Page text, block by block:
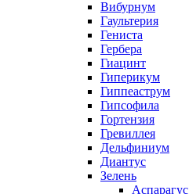
Вибурнум
Гаультерия
Гениста
Гербера
Гиацинт
Гиперикум
Гиппеаструм
Гипсофила
Гортензия
Гревиллея
Дельфиниум
Диантус
Зелень
Аспарагус